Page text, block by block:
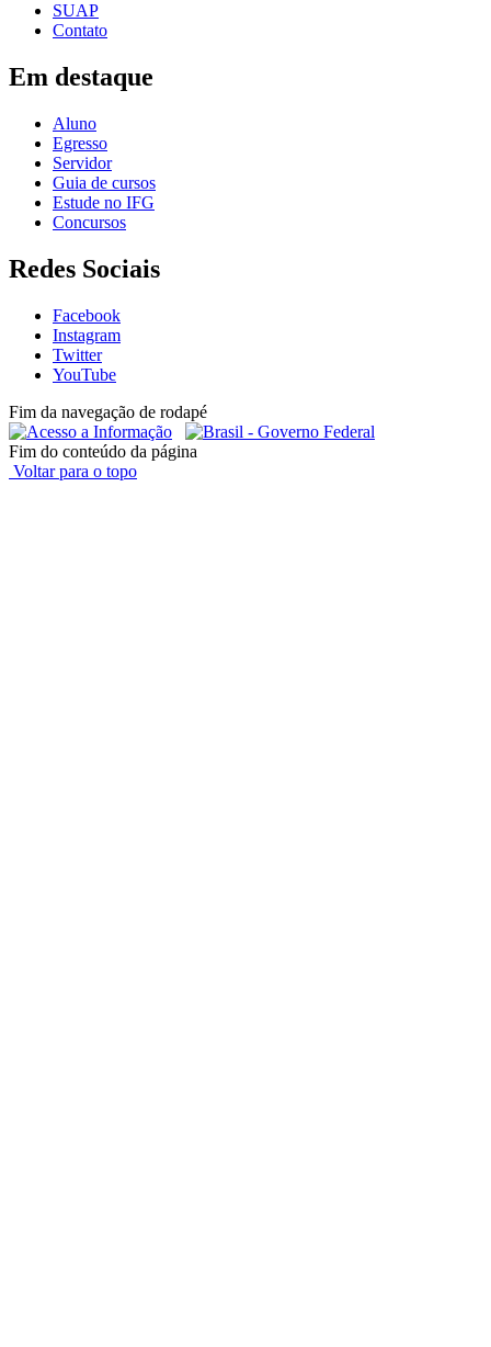
SUAP
Contato
Em destaque
Aluno
Egresso
Servidor
Guia de cursos
Estude no IFG
Concursos
Redes Sociais
Facebook
Instagram
Twitter
YouTube
Fim da navegação de rodapé
Fim do conteúdo da página
Voltar para o topo